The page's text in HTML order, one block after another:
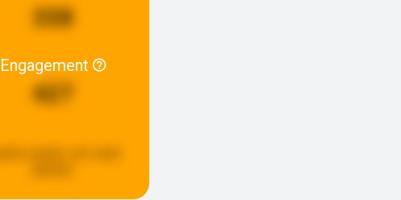
358
Engagement
427